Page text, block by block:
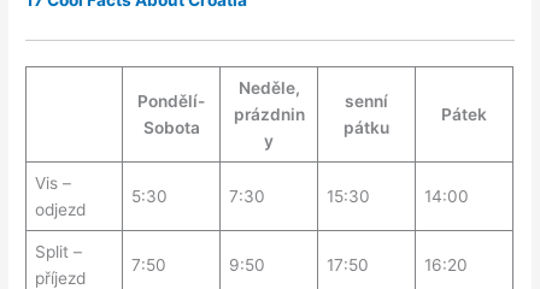
Pondělí-
Sobota
Neděle,
prázdnin
y
senní
pátku
Pátek
Vis –
odjezd
5:30 7:30 15:30 14:00
Split –
příjezd
7:50 9:50 17:50 16:20